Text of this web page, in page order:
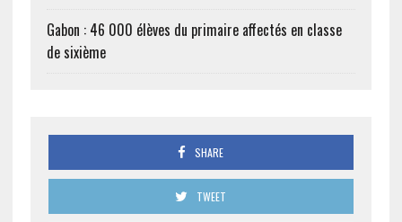
Gabon : 46 000 élèves du primaire affectés en classe
de sixième
SHARE
TWEET